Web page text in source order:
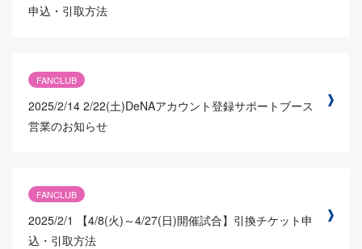
申込・引取方法
FANCLUB
2025/2/14 2/22(土)DeNAアカウント登録サポートブース
営業のお知らせ
FANCLUB
2025/2/1
【4/8(火)～4/27(日)開催試合】引換チケット申
込・引取方法